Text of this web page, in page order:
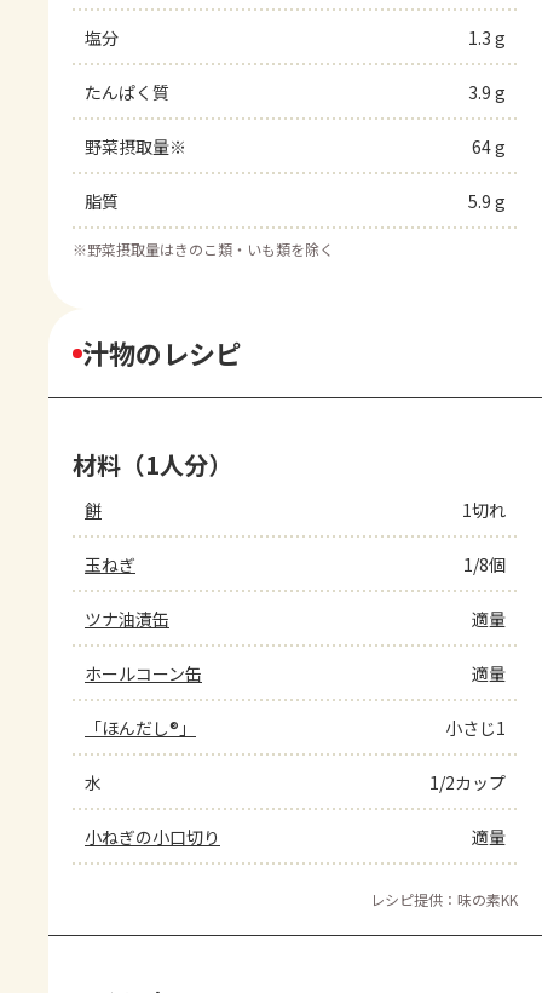
塩分 1.3 g
たんぱく質 3.9 g
野菜摂取量※ 64 g
脂質 5.9 g
※野菜摂取量はきのこ類・いも類を除く
汁物のレシピ
材料（1人分）
餅 1切れ
玉ねぎ 1/8個
ツナ油漬缶 適量
ホールコーン缶 適量
「ほんだし®」 小さじ1
水 1/2カップ
小ねぎの小口切り 適量
レシピ提供：味の素KK